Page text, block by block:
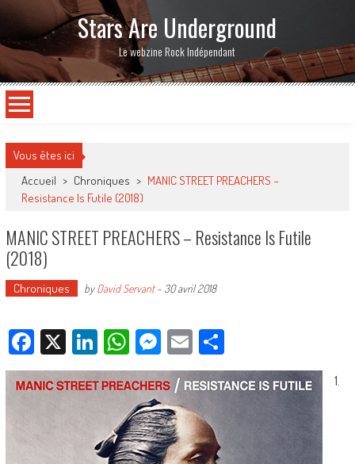
Stars Are Underground
Le webzine Rock Indépendant
Vous êtes ici
Accueil > Chroniques > MANIC STREET PREACHERS –
Resistance Is Futile (2018)
MANIC STREET PREACHERS – Resistance Is Futile
(2018)
Chroniques byDavid Servant- 30 avril 2018
Facebook
X LinkedIn
WhatsApp
Messenger
EmailPartager
1.